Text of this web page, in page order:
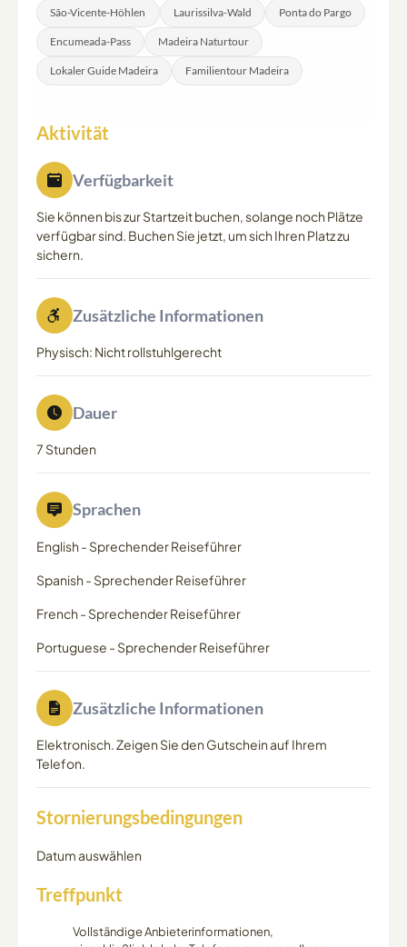
São-Vicente-Höhlen Laurissilva-Wald Ponta do Pargo
Encumeada-Pass Madeira Naturtour
Lokaler Guide Madeira Familientour Madeira
Aktivität
Verfügbarkeit
Sie können bis zur Startzeit buchen, solange noch Plätze
verfügbar sind. Buchen Sie jetzt, um sich Ihren Platz zu
sichern.
Zusätzliche Informationen
Physisch: Nicht rollstuhlgerecht
Dauer
7 Stunden
Sprachen
English - Sprechender Reiseführer
Spanish - Sprechender Reiseführer
French - Sprechender Reiseführer
Portuguese - Sprechender Reiseführer
Zusätzliche Informationen
Elektronisch. Zeigen Sie den Gutschein auf Ihrem
Telefon.
Stornierungsbedingungen
Datum auswählen
Treffpunkt
Vollständige Anbieterinformationen,